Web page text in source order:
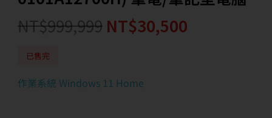
NT$999,999 NT$30,500
已售完
作業系統 Windows 11 Home